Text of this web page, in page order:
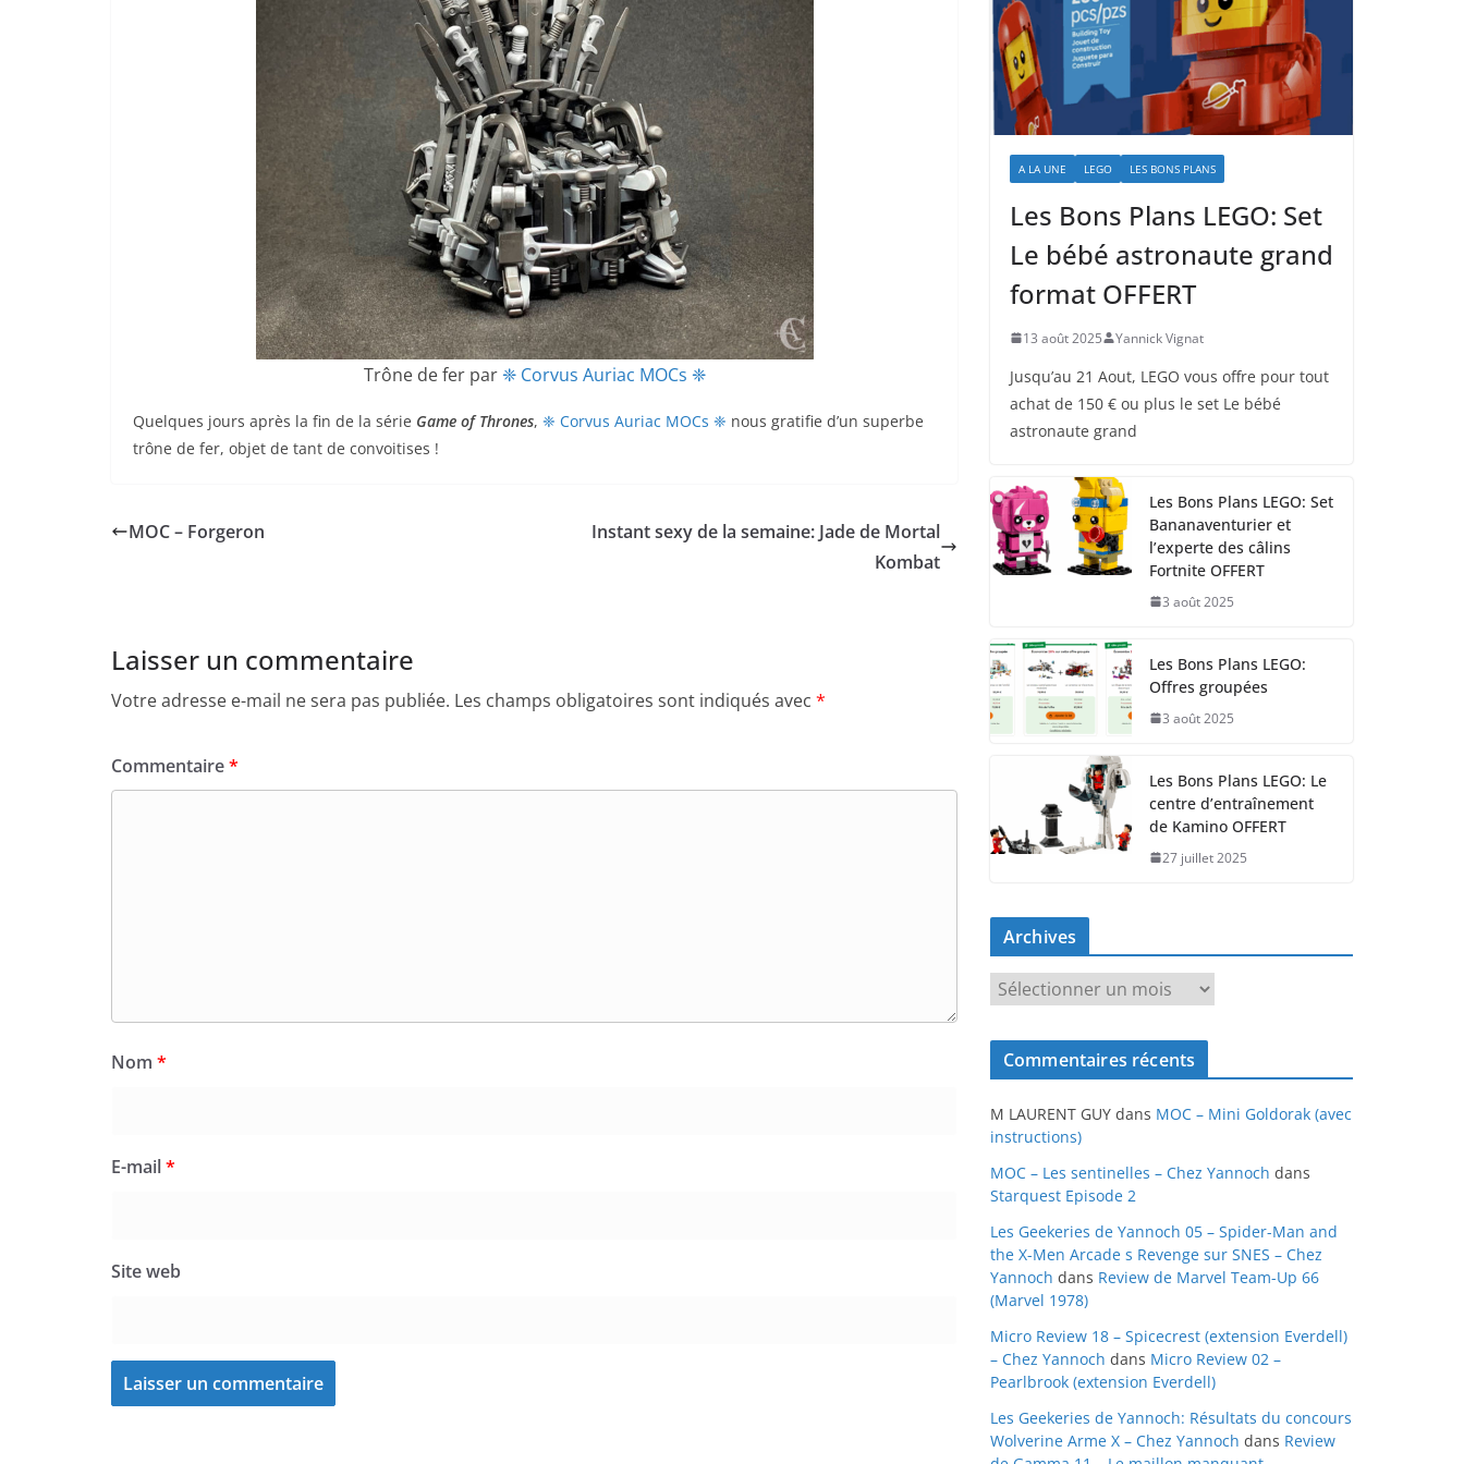
Trône de fer par❈ Corvus Auriac MOCs ❈
Quelques jours après la fin de la série Game of Thrones, ❈ Corvus Auriac MOCs ❈ nous gratifie d’un superbe
trône de fer, objet de tant de convoitises !
MOC – Forgeron
Instant sexy de la semaine: Jade de Mortal
Kombat
Laisser un commentaire
Votre adresse e-mail ne sera pas publiée. Les champs obligatoires sont indiqués avec *
Commentaire*
Nom *
E-mail*
Site web
A LA UNE LEGO LES BONS PLANS
Les Bons Plans LEGO: Set
Le bébé astronaute grand
format OFFERT
13 août 2025 Yannick Vignat
Jusqu’au 21 Aout, LEGO vous offre pour tout
achat de 150 € ou plus le set Le bébé
astronaute grand
Les Bons Plans LEGO: Set
Bananaventurier et
l’experte des câlins
Fortnite OFFERT
3 août 2025
Les Bons Plans LEGO:
Offres groupées
3 août 2025
Les Bons Plans LEGO: Le
centre d’entraînement
de Kamino OFFERT
27 juillet 2025
Archives
r
c
v
e
s
Commentaires récents
M LAURENT GUY dans MOC – Mini Goldorak (avec
instructions)
MOC – Les sentinelles – Chez Yannoch dans
Starquest Episode 2
Les Geekeries de Yannoch 05 – Spider-Man and
the X-Men Arcade s Revenge sur SNES – Chez
Yannoch dans Review de Marvel Team-Up 66
(Marvel 1978)
Micro Review 18 – Spicecrest (extension Everdell)
– Chez Yannoch dans Micro Review 02 –
Pearlbrook (extension Everdell)
Les Geekeries de Yannoch: Résultats du concours
Wolverine Arme X – Chez Yannoch dans Review